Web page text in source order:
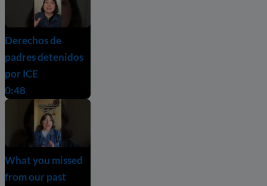
Derechos de
padres detenidos
por ICE
0:48
What you missed
from our past